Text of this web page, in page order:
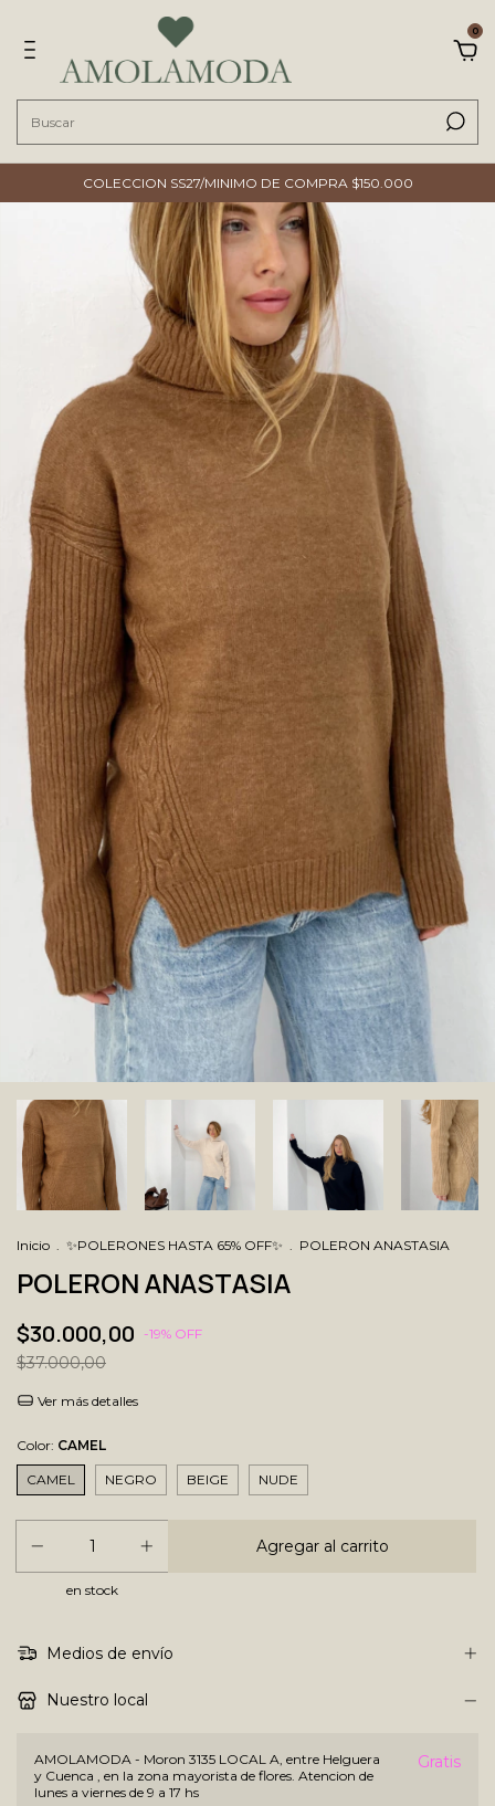
0
COLECCION SS27/MINIMO DE COMPRA $150.000
Inicio ✨POLERONES HASTA 65% OFF✨ POLERON ANASTASIA
POLERON ANASTASIA
$30.000,00 -19% OFF
$37.000,00
Ver más detalles
Color: CAMEL
CAMEL NEGRO BEIGE NUDE
en stock
Medios de envío
Nuestro local
AMOLAMODA - Moron 3135 LOCAL A, entre Helguera
y Cuenca , en la zona mayorista de flores. Atencion de
lunes a viernes de 9 a 17 hs
Gratis